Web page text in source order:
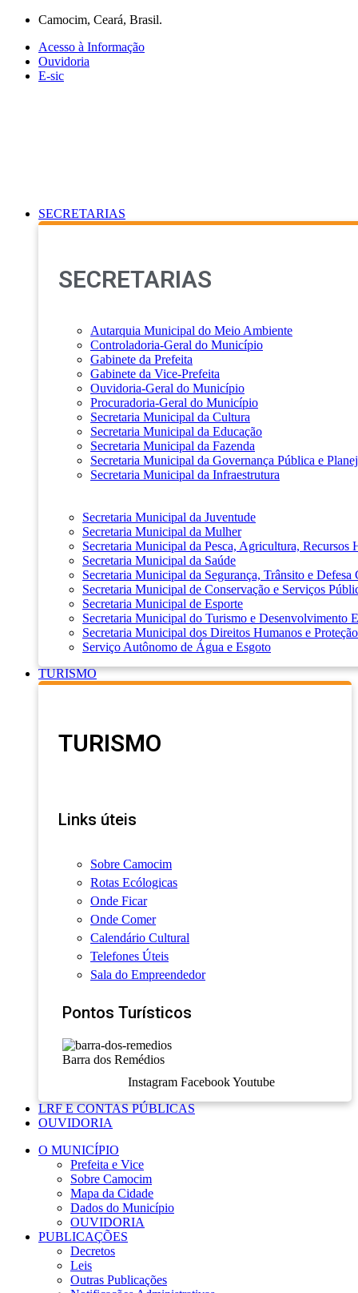
conteúdo
Camocim, Ceará, Brasil.
Acesso à Informação
Ouvidoria
E-sic
SECRETARIAS
SECRETARIAS
Autarquia Municipal do Meio Ambiente
Controladoria-Geral do Município
Gabinete da Prefeita
Gabinete da Vice-Prefeita
Ouvidoria-Geral do Município
Procuradoria-Geral do Município
Secretaria Municipal da Cultura
Secretaria Municipal da Educação
Secretaria Municipal da Fazenda
Secretaria Municipal da Governança Pública e
Secretaria Municipal da Infraestrutura
Secretaria Municipal da Juventude
Secretaria Municipal da Mulher
Secretaria Municipal da Pesca, Agricultura, Recursos
Secretaria Municipal da Saúde
Secretaria Municipal da Segurança, Trânsito e Defesa
Secretaria Municipal de Conservação e Serviços
Secretaria Municipal de Esporte
Secretaria Municipal do Turismo e Desenvolvimento
Secretaria Municipal dos Direitos Humanos e
Serviço Autônomo de Água e Esgoto
TURISMO
TURISMO
Links úteis
Sobre Camocim
Rotas Ecólogicas
Onde Ficar
Onde Comer
Calendário Cultural
Telefones Úteis
Sala do Empreendedor
Pontos Turísticos
Barra dos Remédios
Instagram Facebook Youtube
LRF E CONTAS PÚBLICAS
OUVIDORIA
O MUNICÍPIO
Prefeita e Vice
Sobre Camocim
Mapa da Cidade
Dados do Município
OUVIDORIA
PUBLICAÇÕES
Decretos
Leis
Outras Publicações